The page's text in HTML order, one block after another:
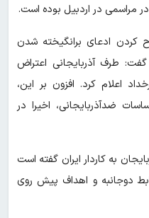
کردن ادعای برانگیخته شدن
گفت: طرف آذربایجانی اعتراض
اعلام کرد. افزون بر این،
ضدآذربایجانی، اخیرا در
به کاردار ایران گفته است
دوجانبه و اهداف پیش روی